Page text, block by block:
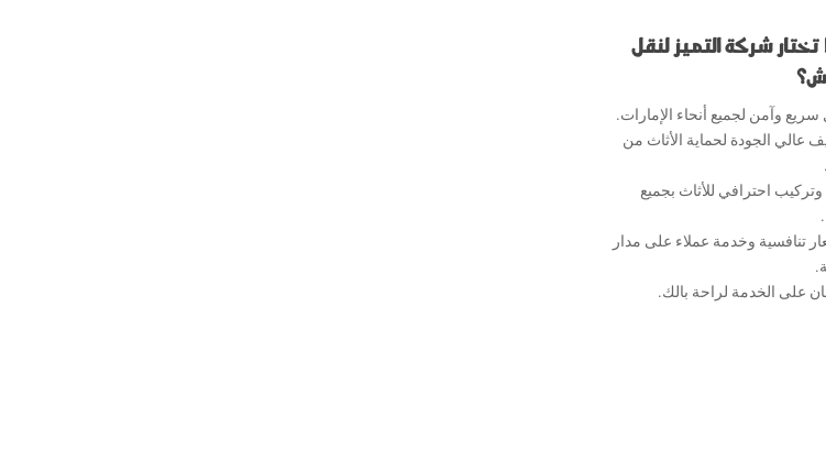
تختار شركة التميز لنقل
وآمن لجميع أنحاء الإمارات.
عالي الجودة لحماية الأثاث من
احترافي للأثاث بجميع
تنافسية وخدمة عملاء على مدار
على الخدمة لراحة بالك.